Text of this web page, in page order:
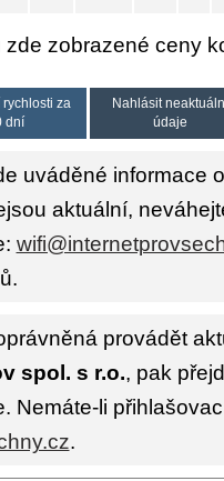
zobrazené ceny
za
dní
Nahlásit
údaje
uváděné informace
aktuální,
provádět
spol. s r.o., pak
Nemáte-li
.